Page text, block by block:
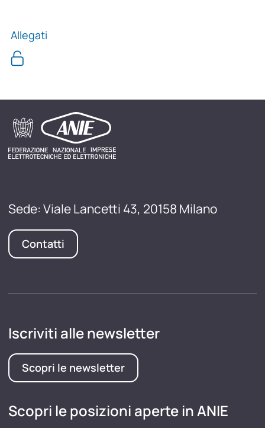
Allegati
Sede: Viale Lancetti 43, 20158 Milano
Contatti
Iscriviti alle newsletter
Scopri le newsletter
Scopri le posizioni aperte in ANIE